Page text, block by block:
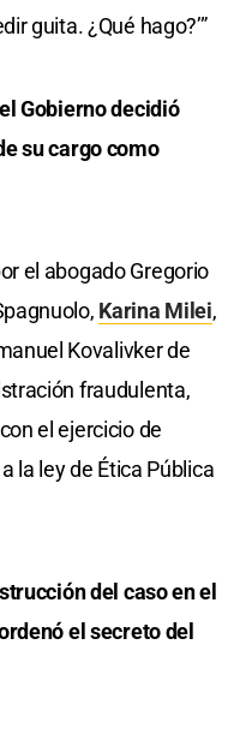
guita. ¿Qué hago?’”
Gobierno decidió
su cargo como
el abogado Gregorio
Karina Milei,
Kovalivker de
fraudulenta,
el ejercicio de
la ley de Ética Pública
del caso en el
el secreto del